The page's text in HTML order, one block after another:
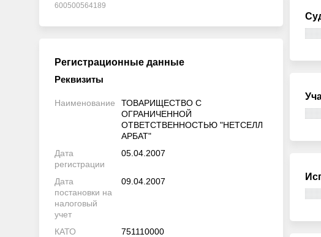
600500564189
Регистрационные данные
Реквизиты
Наименование
ТОВАРИЩЕСТВО С
ОГРАНИЧЕННОЙ
ОТВЕТСТВЕННОСТЬЮ "НЕТСЕЛЛ
АРБАТ"
Дата
регистрации
05.04.2007
Дата
постановки на
налоговый
учет
09.04.2007
КАТО 751110000